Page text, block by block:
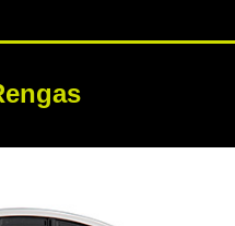
RENKAAT